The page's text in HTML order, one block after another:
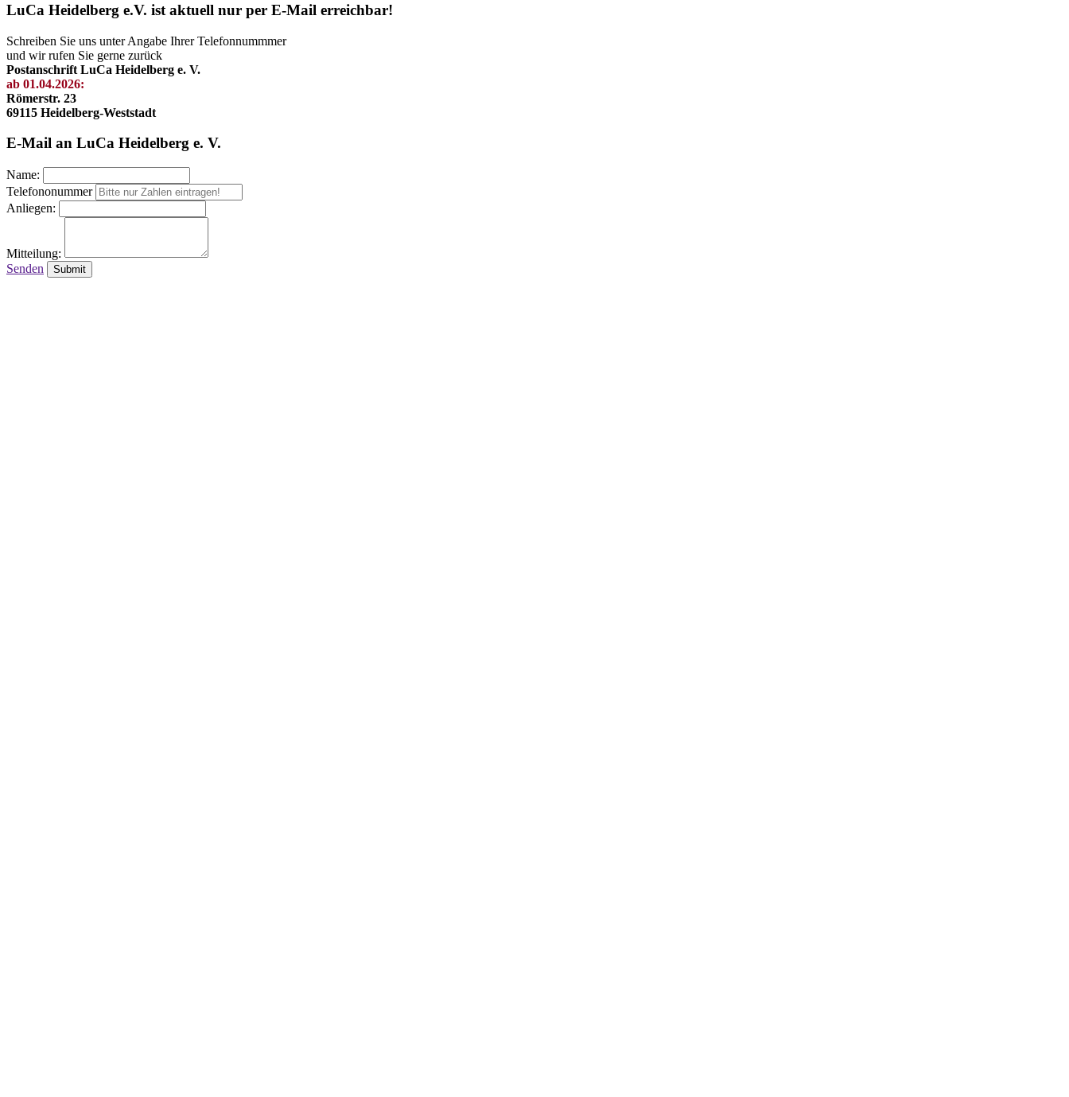
LuCa Heidelberg e.V. ist aktuell nur per E-Mail erreichbar!
Schreiben Sie uns unter Angabe Ihrer Telefonnummmer
und wir rufen Sie gerne zurück
Postanschrift LuCa Heidelberg e. V.
ab 01.04.2026:
Römerstr. 23
69115 Heidelberg-Weststadt
E-Mail an LuCa Heidelberg e. V.
Name:
Telefononummer
Anliegen:
Mitteilung:
Senden